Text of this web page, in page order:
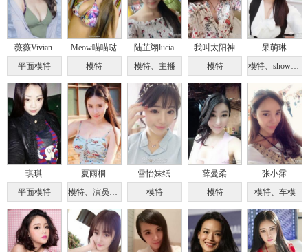
薇薇Vivian
平面模特
Meow喵喵哒
模特
陆芷翊lucia
模特、主播
我叫太阳神
模特
呆萌琳
模特、showgirl
琪琪
平面模特
夏雨桐
模特、演员、歌手、设计师
雪怡妹纸
模特
薛曼柔
模特
张小霈
模特、车模